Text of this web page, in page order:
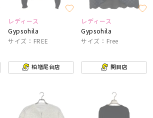
レディース
Gypsohila
サイズ：FREE
柏増尾台店
レディース
Gypsohila
サイズ：Free
関目店